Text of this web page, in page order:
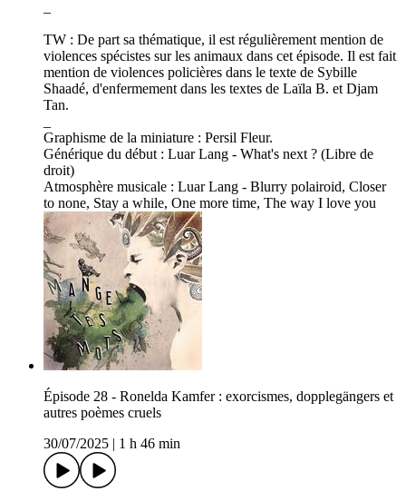
TW : De part sa thématique, il est régulièrement mention de
violences spécistes sur les animaux dans cet épisode. Il est fait
mention de violences policières dans le texte de Sybille
Shaadé, d'enfermement dans les textes de Laïla B. et Djam
Tan.
Graphisme de la miniature : Persil Fleur.
Générique du début : Luar Lang - What's next ? (Libre de
droit)
Atmosphère musicale : Luar Lang - Blurry polairoid, Closer
to none, Stay a while, One more time, The way I love you
Épisode 28 - Ronelda Kamfer : exorcismes, dopplegängers et
autres poèmes cruels
30/07/2025
1 h 46 min